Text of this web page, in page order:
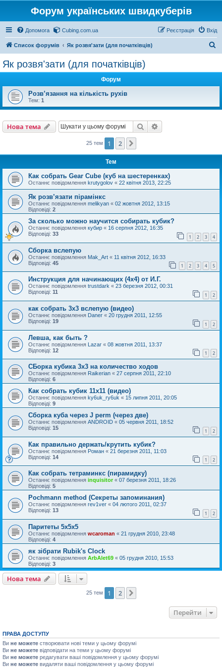
Форум українських швидкуберів
Допомога Cubing.com.ua Вхід
Реєстрація
Список форумів Як розвя'зати (для початківців)
Як розвя'зати (для початківців)
Форум
Розв’язання на кількість рухів
Тем: 1
Нова тема Пошук
25 тем 1 2
Тем
Как собрать Gear Cube (куб на шестеренках)
Останнє повідомлення krutygolov « 22 квітня 2013, 22:25
Як розв’язати пірамінкс
Останнє повідомлення melikyan « 02 жовтня 2012, 13:15
Відповіді: 2
За сколько можно научится собирать кубик?
Останнє повідомлення кубир « 16 серпня 2012, 16:35
Відповіді: 33 1 2 3 4
Сборка вслепую
Останнє повідомлення Mak_Art « 11 квітня 2012, 16:33
Відповіді: 45 1 2 3 4 5
Инструкция для начинающих (4х4) от И.Г.
Останнє повідомлення trustdark « 23 березня 2012, 00:31
Відповіді: 11 1 2
как собрать 3х3 вслепую (видео)
Останнє повідомлення Daner « 20 грудня 2011, 12:55
Відповіді: 19 1 2
Левша, как быть ?
Останнє повідомлення Lazar « 08 жовтня 2011, 13:37
Відповіді: 12 1 2
СБорка кубика 3х3 на количество ходов
Останнє повідомлення Raikerian « 27 серпня 2011, 22:10
Відповіді: 6
Как собрать кубик 11х11 (видео)
Останнє повідомлення ky6uk_ry6uk « 15 липня 2011, 20:05
Відповіді: 9
Сборка куба через J perm (через две)
Останнє повідомлення ANDROID « 05 червня 2011, 18:52
Відповіді: 15 1 2
Как правильно держать/крутить кубик?
Останнє повідомлення Роман « 21 березня 2011, 11:03
Відповіді: 14 1 2
Как собрать тетраминкс (пирамидку)
Останнє повідомлення inquisitor« 07 березня 2011, 18:26
Відповіді: 5
Pochmann method (Секреты запоминания)
Останнє повідомлення rev1ver « 04 лютого 2011, 02:37
Відповіді: 13 1 2
Паритеты 5х5х5
Останнє повідомлення wcaroman « 21 грудня 2010, 23:48
Відповіді: 4
як зібрати Rubik's Clock
Останнє повідомлення ArbAlet69 « 05 грудня 2010, 15:53
Відповіді: 3
Нова тема
25 тем 1 2
Перейти
ПРАВА ДОСТУПУ
Ви не можете створювати нові теми у цьому форумі
Ви не можете відповідати на теми у цьому форумі
Ви не можете редагувати ваші повідомлення у цьому форумі
Ви не можете видаляти ваші повідомлення у цьому форумі